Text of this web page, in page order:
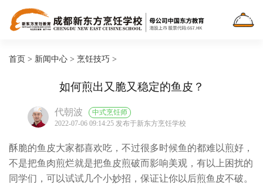
首页 > 新闻中心 > 烹饪技巧 >
如何煎出又脆又稳定的鱼皮？
代朝波
中式烹饪师
2022-07-06 09:14:25 发布于新东方烹饪学校
酥脆的鱼皮大家都喜欢吃，不过很多时候鱼的都难以煎好，
不是把鱼肉煎烂就是把鱼皮煎破而影响美观，有以上困扰的
同学们，可以试试几个小妙招，保证让你以后煎鱼皮不破。